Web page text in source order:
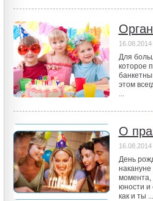
16.08.2014
Для
которое
этом
...
О
16.08.2014
День
момента,
юности и
как и ты ...